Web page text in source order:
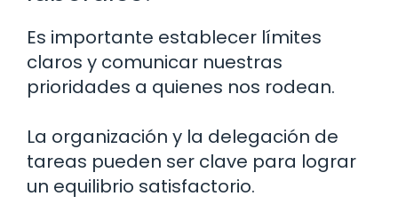
Es importante establecer límites
claros y comunicar nuestras
prioridades a quienes nos rodean.
La organización y la delegación de
tareas pueden ser clave para lograr
un equilibrio satisfactorio.